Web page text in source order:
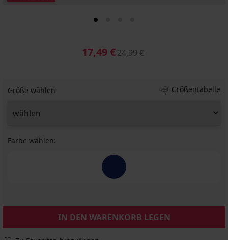
17,49 €24,99 €
Größe wählen Größentabelle
Farbe wählen:
IN DEN WARENKORB LEGEN